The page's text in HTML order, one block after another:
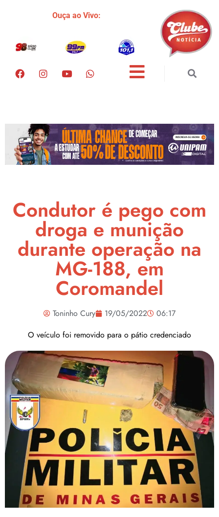
Ouça ao Vivo:
Condutor é pego com
droga e munição
durante operação na
MG-188, em
Coromandel
Toninho Cury 19/05/2022
06:17
O veículo foi removido para o pátio credenciado